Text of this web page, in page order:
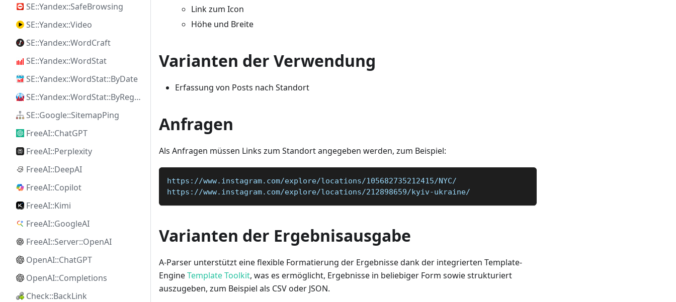
SE::Yandex::SafeBrowsing
SE::Yandex::Video
SE::Yandex::WordCraft
SE::Yandex::WordStat
SE::Yandex::WordStat::ByDate
SE::Yandex::WordStat::ByRegion
SE::Google::SitemapPing
FreeAI::ChatGPT
FreeAI::Perplexity
FreeAI::DeepAI
FreeAI::Copilot
FreeAI::Kimi
FreeAI::GoogleAI
FreeAI::Server::OpenAI
OpenAI::ChatGPT
OpenAI::Completions
Check::BackLink
Link zum Icon
Höhe und Breite
Varianten der Verwendung
Erfassung von Posts nach Standort
Anfragen
Als Anfragen müssen Links zum Standort angegeben werden, zum Beispiel:
https://www.instagram.com/explore/locations/105682735212415/NYC/
https://www.instagram.com/explore/locations/212898659/kyiv-ukraine/
Varianten der Ergebnisausgabe
A-Parser unterstützt eine flexible Formatierung der Ergebnisse dank der integrierten Template-
EngineTemplate Toolkit, was es ermöglicht, Ergebnisse in beliebiger Form sowie strukturiert
auszugeben, zum Beispiel als CSV oder JSON.